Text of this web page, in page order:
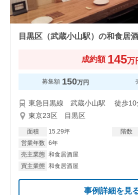
目黒区（武蔵小山駅）の和食居
成約額 145万
募集額 150万円
東急目黒線 武蔵小山駅
東京23区 目黒区
面積 15.29坪 階数
営業年数 6年
売主業態 和食居酒屋
買主業態 和食居酒屋
事例詳細を見